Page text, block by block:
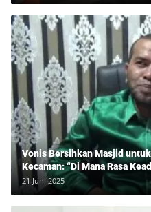
Vonis Bersihkan Masjid
Kecaman: “Di Mana Rasa
21 Juni 2025